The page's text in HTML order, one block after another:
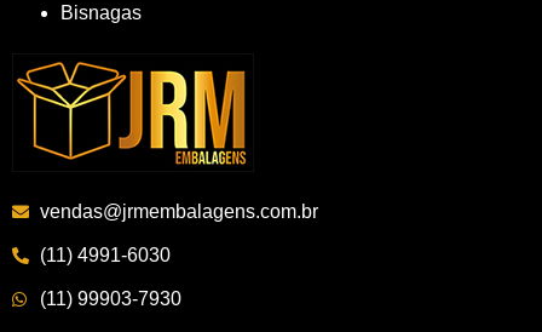
Bisnagas
vendas@jrmembalagens.com.br
(11) 4991-6030
(11) 99903-7930